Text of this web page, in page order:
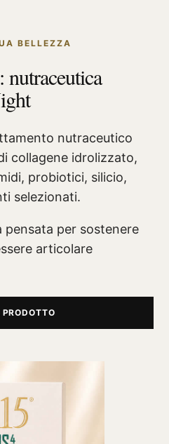
BELLEZZA
: nutraceutica
nutraceutico
collagene idrolizzato,
probiotici, silicio,
selezionati.
pensata per sostenere
articolare